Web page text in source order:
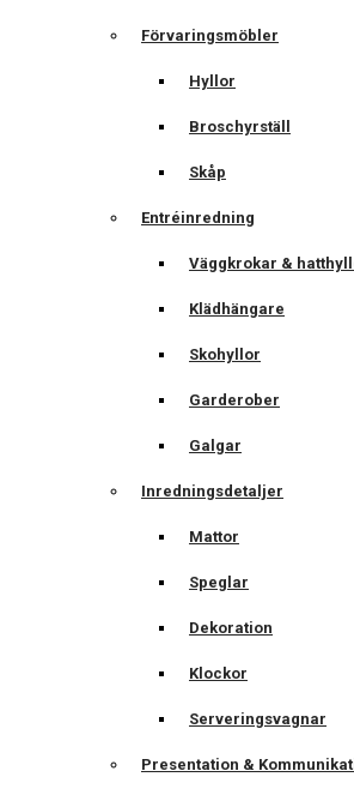
Förvaringsmöbler
Hyllor
Broschyrställ
Skåp
Entréinredning
Väggkrokar &
Klädhängare
Skohyllor
Garderober
Galgar
Inredningsdetaljer
Mattor
Speglar
Dekoration
Klockor
Serveringsvagnar
Presentation &